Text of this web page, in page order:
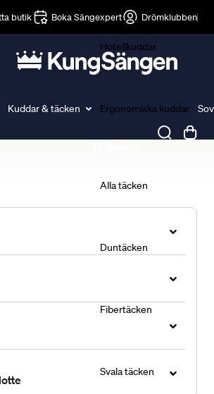
butik Boka Sängexpert Drömklubben
Kuddar & täcken
Hotellkuddar
Ergonomiska kuddar
Alla täcken
Duntäcken
Fibertäcken
Svala täcken